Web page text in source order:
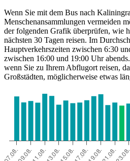
Wenn Sie mit dem Bus nach
Menschenansammlungen vermeiden
der folgenden Grafik überprüfen, wie
nächsten 30 Tagen reisen. Im
Hauptverkehrszeiten zwischen 6:30
zwischen 16:00 und 19:00 Uhr
wenn Sie zu Ihrem Abflugort reisen,
Großstädten, möglicherweise etwas